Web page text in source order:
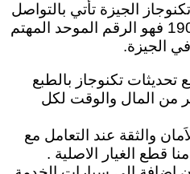
الجيزة تأتي بالتواصل
معنا علي الخط الساخن 19089 فهو الرقم الموحد المهتم
الجيزة.
تحديثات تكنوجاز بالطبع
من المال والوقت لكل
والثقة عند التعامل مع
قطع الغيار الاصلية .